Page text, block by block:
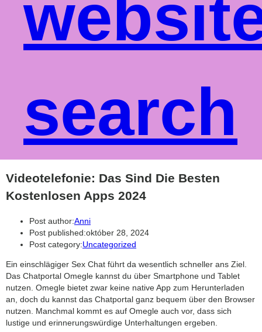
search
Videotelefonie: Das Sind Die Besten
Kostenlosen Apps 2024
Post author:Anni
Post published:október 28, 2024
Post category:Uncategorized
Ein einschlägiger Sex Chat führt da wesentlich schneller ans Ziel.
Das Chatportal Omegle kannst du über Smartphone und Tablet
nutzen. Omegle bietet zwar keine native App zum Herunterladen
an, doch du kannst das Chatportal ganz bequem über den Browser
nutzen. Manchmal kommt es auf Omegle auch vor, dass sich
lustige und erinnerungswürdige Unterhaltungen ergeben.